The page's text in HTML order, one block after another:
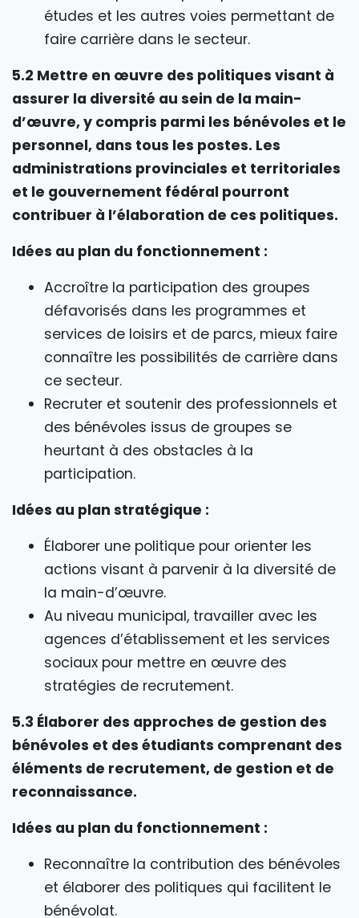
études et les autres voies permettant de
faire carrière dans le secteur.
5.2 Mettre en œuvre des politiques visant à
assurer la diversité au sein de la main-
d’œuvre, y compris parmi les bénévoles et le
personnel, dans tous les postes. Les
administrations provinciales et territoriales
et le gouvernement fédéral pourront
contribuer à l’élaboration de ces politiques.
Idées au plan du fonctionnement :
Accroître la participation des groupes
défavorisés dans les programmes et
services de loisirs et de parcs, mieux faire
connaître les possibilités de carrière dans
ce secteur.
Recruter et soutenir des professionnels et
des bénévoles issus de groupes se
heurtant à des obstacles à la
participation.
Idées au plan stratégique :
Élaborer une politique pour orienter les
actions visant à parvenir à la diversité de
la main-d’œuvre.
Au niveau municipal, travailler avec les
agences d’établissement et les services
sociaux pour mettre en œuvre des
stratégies de recrutement.
5.3 Élaborer des approches de gestion des
bénévoles et des étudiants comprenant des
éléments de recrutement, de gestion et de
reconnaissance.
Idées au plan du fonctionnement :
Reconnaître la contribution des bénévoles
et élaborer des politiques qui facilitent le
bénévolat.